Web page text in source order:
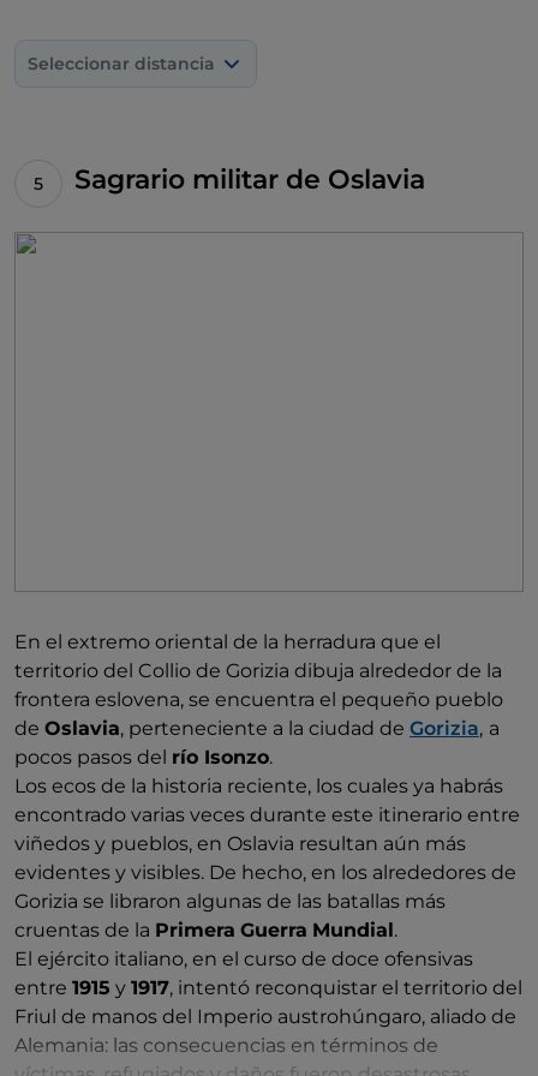
Seleccionar distancia
Sagrario militar de Oslavia
En el extremo oriental de la herradura que el
territorio del Collio de Gorizia dibuja alrededor de la
frontera eslovena, se encuentra el pequeño pueblo
de Oslavia, perteneciente a la ciudad de Gorizia, a
pocos pasos del río Isonzo.
Los ecos de la historia reciente, los cuales ya habrás
encontrado varias veces durante este itinerario entre
viñedos y pueblos, en Oslavia resultan aún más
evidentes y visibles. De hecho, en los alrededores de
Gorizia se libraron algunas de las batallas más
cruentas de la Primera Guerra Mundial.
El ejército italiano, en el curso de doce ofensivas
entre 1915 y 1917, intentó reconquistar el territorio del
Friul de manos del Imperio austrohúngaro, aliado de
Alemania: las consecuencias en términos de